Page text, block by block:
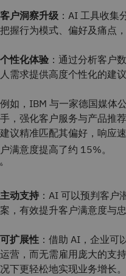
客户洞察升级 ：AI 工具收集
把握行为模式、偏好及痛点
个性化体验 ：通过分析客户
人需求提供高度个性化的建
例如，IBM 与一家德国媒体
手，强化客户服务与产品推
建议精准匹配其偏好，响应
户满意度提高了约 15%。
6
主动支持 ：AI 可以预判客户
案，有效提升客户满意度与忠
可扩展性 ：借助 AI，企业可
运营，而无需雇用庞大的支
况下更轻松地实现业务增长。